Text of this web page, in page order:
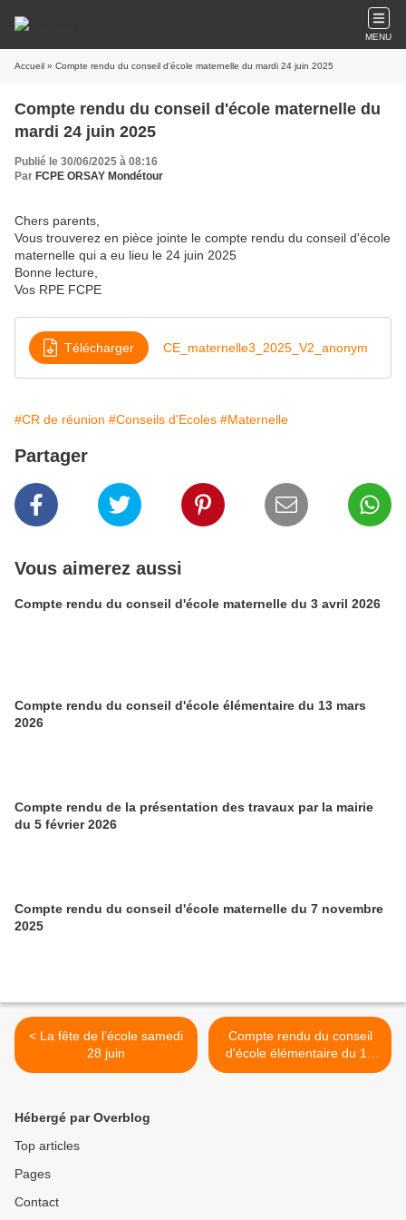
MENU
Accueil » Compte rendu du conseil d'école maternelle du mardi 24 juin 2025
Compte rendu du conseil d'école maternelle du
mardi 24 juin 2025
Publié le 30/06/2025 à 08:16
Par FCPE ORSAY Mondétour
Chers parents,
Vous trouverez en pièce jointe le compte rendu du conseil d'école
maternelle qui a eu lieu le 24 juin 2025
Bonne lecture,
Vos RPE FCPE
Télécharger CE_maternelle3_2025_V2_anonym
#CR de réunion #Conseils d'Ecoles #Maternelle
Partager
Vous aimerez aussi
Compte rendu du conseil d'école maternelle du 3 avril 2026
Compte rendu du conseil d'école élémentaire du 13 mars
2026
Compte rendu de la présentation des travaux par la mairie
du 5 février 2026
Compte rendu du conseil d'école maternelle du 7 novembre
2025
< La fête de l’école samedi
28 juin
Compte rendu du conseil
d'école élémentaire du 19
juin 2025 >
Hébergé par Overblog
Top articles
Pages
Contact